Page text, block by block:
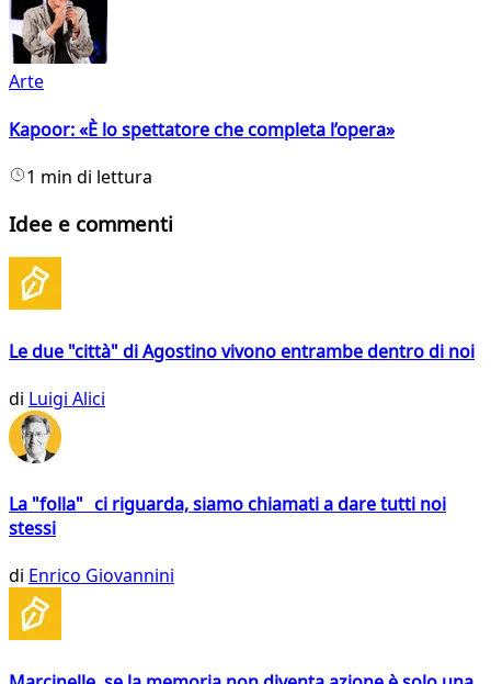
Arte
Kapoor: «È lo spettatore che completa l’opera»
1 min di lettura
Idee e commenti
Le due "città" di Agostino vivono entrambe dentro di noi
di Luigi Alici
La "folla" ci riguarda, siamo chiamati a dare tutti noi
stessi
di Enrico Giovannini